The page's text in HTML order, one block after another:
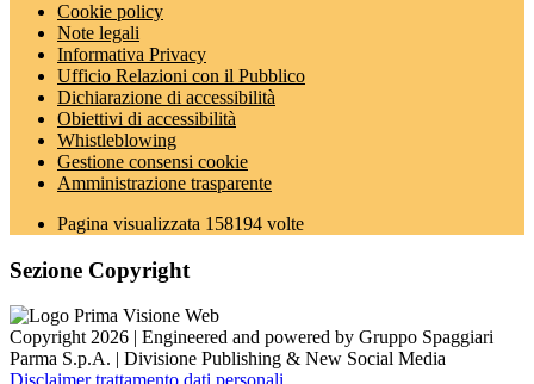
Cookie policy
Note legali
Informativa Privacy
Ufficio Relazioni con il Pubblico
Dichiarazione di accessibilità
Obiettivi di accessibilità
Whistleblowing
Gestione consensi cookie
Amministrazione trasparente
Pagina visualizzata 158194 volte
Sezione Copyright
Copyright 2026 | Engineered and powered by Gruppo Spaggiari
Parma S.p.A. | Divisione Publishing & New Social Media